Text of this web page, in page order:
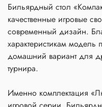
Бильярдный стол
качественные игровые
современный дизайн.
характеристикам модель
домашний вариант для
турнира.
Именно комплектация